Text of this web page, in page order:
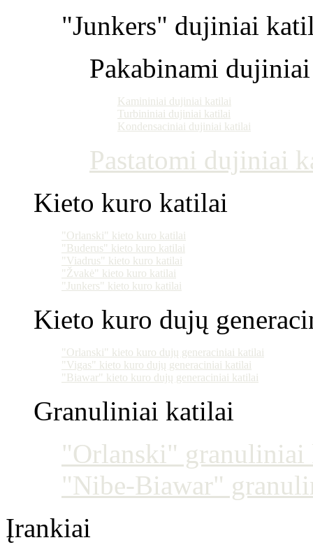
"Junkers" dujiniai
Pakabinami
Kamininiai dujiniai katilai
Turbininiai dujiniai katilai
Kondensaciniai dujiniai katilai
Pastatomi dujiniai
Kieto kuro katilai
"Orlanski" kieto kuro katilai
"Buderus" kieto kuro katilai
"Viadrus" kieto kuro katilai
"Žvakė" kieto kuro katilai
"Junkers" kieto kuro katilai
Kieto kuro dujų
"Orlanski" kieto kuro dujų generaciniai katilai
"Vigas" kieto kuro dujų generaciniai katilai
"Biawar" kieto kuro dujų generaciniai katilai
Granuliniai katilai
"Orlanski" granuliniai
"Nibe-Biawar"
Įrankiai